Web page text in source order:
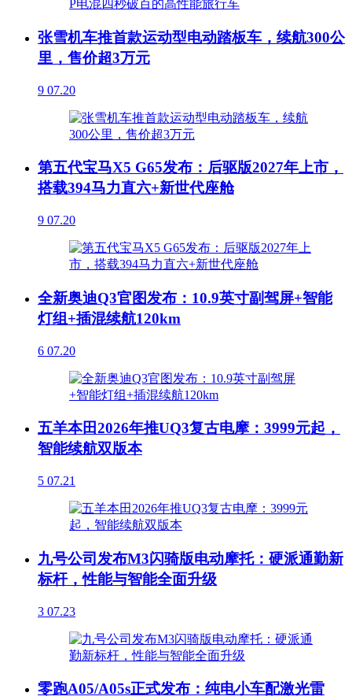
张雪机车推首款运动型电动踏板车，续航300公
里，售价超3万元
9 07.20
第五代宝马X5 G65发布：后驱版2027年上市，
搭载394马力直六+新世代座舱
9 07.20
全新奥迪Q3官图发布：10.9英寸副驾屏+智能
灯组+插混续航120km
6 07.20
五羊本田2026年推UQ3复古电摩：3999元起，
智能续航双版本
5 07.21
九号公司发布M3闪骑版电动摩托：硬派通勤新
标杆，性能与智能全面升级
3 07.23
零跑A05/A05s正式发布：纯电小车配激光雷